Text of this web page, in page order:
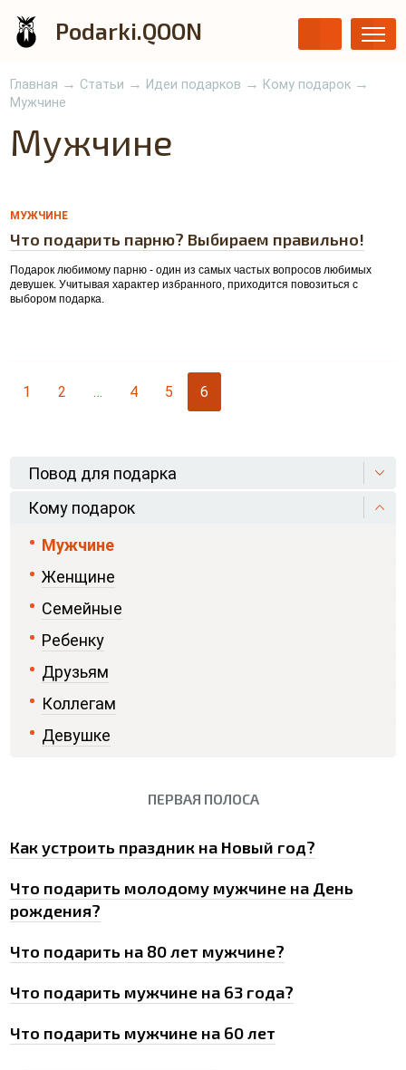
Podarki.QOON
Главная → Статьи → Идеи подарков → Кому подарок →
Мужчине
Мужчине
МУЖЧИНЕ
Что подарить парню? Выбираем правильно!
Подарок любимому парню - один из самых частых вопросов любимых
девушек. Учитывая характер избранного, приходится повозиться с
выбором подарка.
1 2 … 4 5 6
Повод для подарка
Кому подарок
Мужчине
Женщине
Семейные
Ребенку
Друзьям
Коллегам
Девушке
ПЕРВАЯ ПОЛОСА
Как устроить праздник на Новый год?
Что подарить молодому мужчине на День
рождения?
Что подарить на 80 лет мужчине?
Что подарить мужчине на 63 года?
Что подарить мужчине на 60 лет